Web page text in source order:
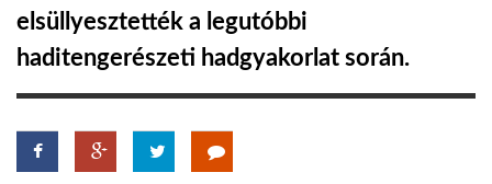
HÍR3D
GLOBOTV
elsüllyesztették a legutóbbi
haditengerészeti hadgyakorlat során.